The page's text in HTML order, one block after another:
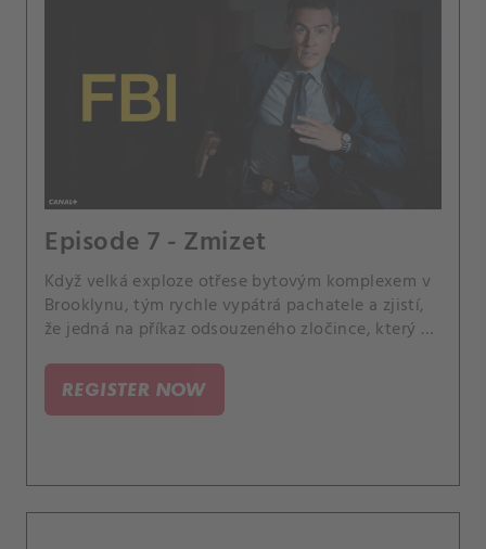
Episode 7 - Zmizet
Když velká exploze otřese bytovým komplexem v
Brooklynu, tým rychle vypátrá pachatele a zjistí,
že jedná na příkaz odsouzeného zločince, který si
REGISTER NOW